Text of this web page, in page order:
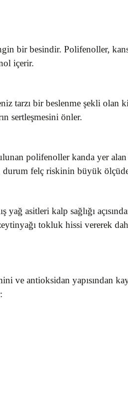
bir besindir. Polifenoller,
içerir.
tarzı bir beslenme şekli olan
sertleşmesini önler.
polifenoller kanda yer
felç riskinin büyük ölçüde
asitleri kalp sağlığı
tokluk hissi vererek
ve antioksidan yapısından